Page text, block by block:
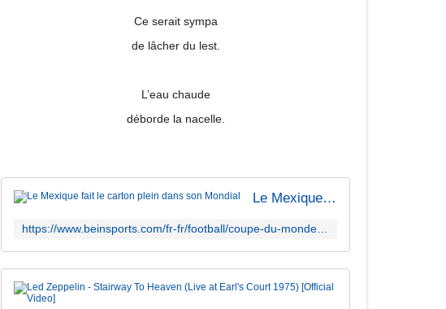
Ce serait sympa
de lâcher du lest.
L’eau chaude
déborde la nacelle.
Le Mexique fait le carton plein dans son Mondial